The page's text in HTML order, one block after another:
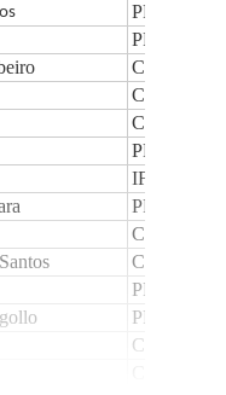
PRPGI/
PRPGI
Campus
Campus
Campus
PRPGI/
IFBA/
PRPGI/
Campus de
Campus
PROEN
PRPGI/
Campus